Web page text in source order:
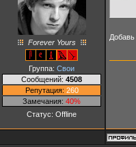
Forever Yours
Группа: Свои
Сообщений: 4508
Репутация: 260
Замечания: 40%
Статус: Offline